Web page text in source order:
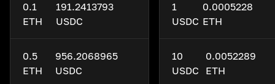
0.1
ETH
191.2413793
USDC
0.5
ETH
956.2068965
USDC
1
USDC
0.0005228
ETH
10
USDC
0.0052289
ETH